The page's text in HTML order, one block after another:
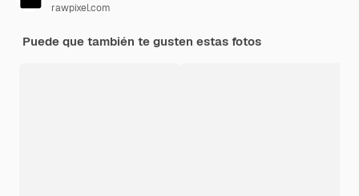
rawpixel.com
Puede que también te gusten estas fotos